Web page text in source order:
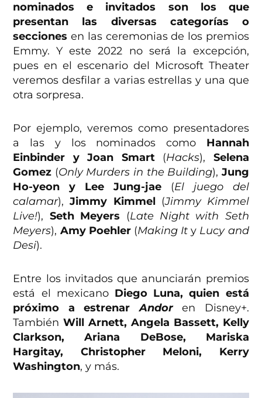
nominados e invitados son los que
presentan las diversas categorías o
secciones en las ceremonias de los premios
Emmy. Y este 2022 no será la excepción,
pues en el escenario del Microsoft Theater
veremos desfilar a varias estrellas y una que
otra sorpresa.
Por ejemplo, veremos como presentadores
a las y los nominados como Hannah
Einbinder
y Joan Smart(Hacks), Selena
Gomez (Only Murders in the Building), Jung
Ho-yeon y Lee Jung-jae (El juego del
calamar),Jimmy Kimmel(Jimmy Kimmel
Live!), Seth Meyers (Late Night with Seth
Meyers), Amy Poehler(Making It y Lucy and
Desi).
Entre los invitados que anunciarán premios
está el mexicano Diego Luna, quien está
próximo a estrenarAndoren Disney+.
TambiénWill Arnett, Angela Bassett, Kelly
Clarkson, Ariana DeBose, Mariska
Hargitay, Christopher Meloni, Kerry
Washington, y más.